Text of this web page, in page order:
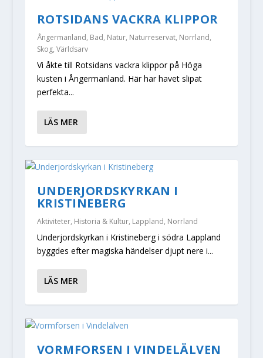
ROTSIDANS VACKRA KLIPPOR
Ångermanland, Bad, Natur, Naturreservat, Norrland,
Skog, Världsarv
Vi åkte till Rotsidans vackra klippor på Höga
kusten i Ångermanland. Här har havet slipat
perfekta...
LÄS MER
UNDERJORDSKYRKAN I
KRISTINEBERG
Aktiviteter, Historia & Kultur, Lappland, Norrland
Underjordskyrkan i Kristineberg i södra Lappland
byggdes efter magiska händelser djupt nere i...
LÄS MER
VORMFORSEN I VINDELÄLVEN